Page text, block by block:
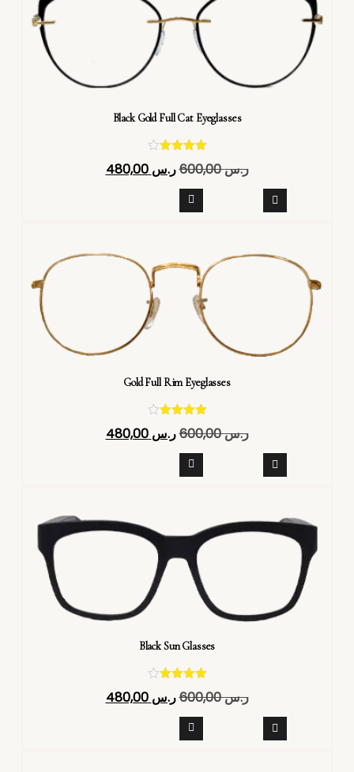
Black Gold Full Cat Eyeglasses
تم التقييم
4.40
ر.س600,00 ر.س 480,00
Gold Full Rim Eyeglasses
تم التقييم
4.40
ر.س600,00 ر.س 480,00
Black Sun Glasses
تم التقييم
4.40
ر.س600,00 ر.س 480,00